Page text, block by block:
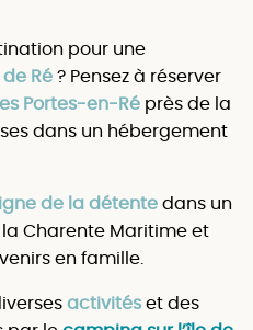
pour une
Ré ? Pensez à réserver
Portes-en-Ré près de la
dans un hébergement
de la détente dans un
Charente Maritime et
en famille.
activités et des